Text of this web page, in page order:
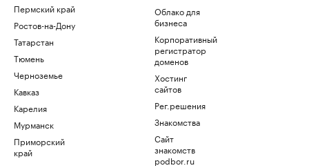
Пермский край
Ростов-на-Дону
Татарстан
Тюмень
Черноземье
Кавказ
Карелия
Мурманск
Приморский
край
Облако для
бизнеса
Корпоративный
регистратор
доменов
Хостинг
сайтов
Рег.решения
Знакомства
Сайт
знакомств
podbor.ru